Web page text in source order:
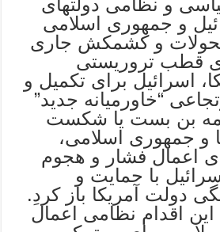
و نظامی دولتهای
و جمهوری اسلامی
و کشمکش جاری
قطب تروریستی
اسرائیل برای تکمیل و
“خاورمیانه جدید”
بن بست یا شکست
و جمهوری اسلامی،
اعمال فشار و هجوم
با حمایت و
دولت آمریکا باز کردِ.
اقدام نظامی اعمال